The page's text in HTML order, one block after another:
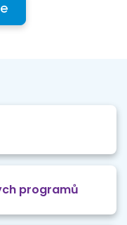
programů